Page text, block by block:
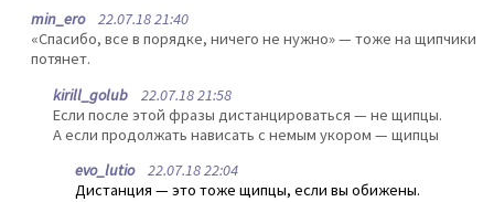
min_ero22.07.18 21:40
«Спасибо, все в порядке, ничего не нужно» — тоже на щипчики
потянет.
kirill_golub 22.07.18 21:58
Если после этой фразы дистанцироваться — не щипцы.
А если продолжать нависать с немым укором — щипцы
evo_lutio22.07.18 22:04
Дистанция — это тоже щипцы, если вы обижены.